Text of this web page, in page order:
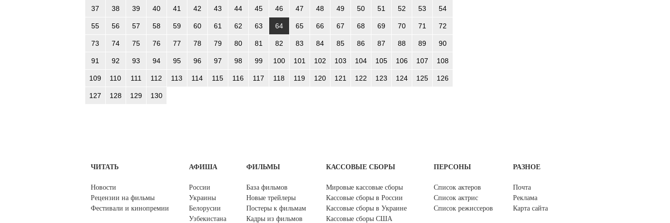
37 38 39 40 41 42 43 44 45 46 47 48 49 50 51 52 53 54
55 56 57 58 59 60 61 62 63 64 65 66 67 68 69 70 71 72
73 74 75 76 77 78 79 80 81 82 83 84 85 86 87 88 89 90
91 92 93 94 95 96 97 98 99 100 101 102 103 104 105 106 107 108
109 110 111 112 113 114 115 116 117 118 119 120 121 122 123 124 125 126
127 128 129 130
ЧИТАТЬ
Новости
Рецензии на фильмы
Фестивали и кинопремии
АФИША
России
Украины
Белорусии
Узбекистана
ФИЛЬМЫ
База фильмов
Новые трейлеры
Постеры к фильмам
Кадры из фильмов
КАССОВЫЕ СБОРЫ
Мировые кассовые сборы
Кассовые сборы в России
Кассовые сборы в Украине
Кассовые сборы США
ПЕРСОНЫ
Список актеров
Список актрис
Список режиссеров
РАЗНОЕ
Почта
Реклама
Карта сайта